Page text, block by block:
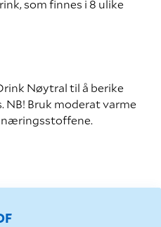
som finnes i 8 ulike
Nøytral til å berike
Bruk moderat varme
næringsstoffene.